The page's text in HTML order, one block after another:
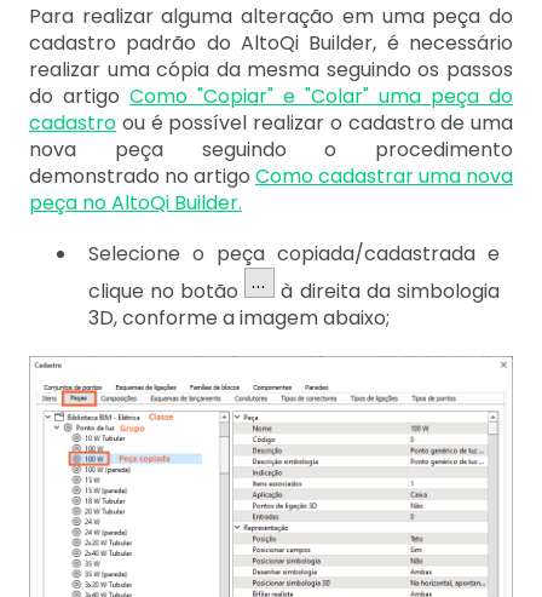
Para realizar alguma alteração em uma peça do
cadastro padrão do AltoQi Builder, é necessário
realizar uma cópia da mesma seguindo os passos
do artigo Como "Copiar" e "Colar" uma peça do
cadastro ou é possível realizar o cadastro de uma
nova peça seguindo o procedimento
demonstrado no artigo Como cadastrar uma nova
peça no AltoQi Builder.
Selecione o peça copiada/cadastrada e
clique no botão
à direita da simbologia
3D, conforme a imagem abaixo;